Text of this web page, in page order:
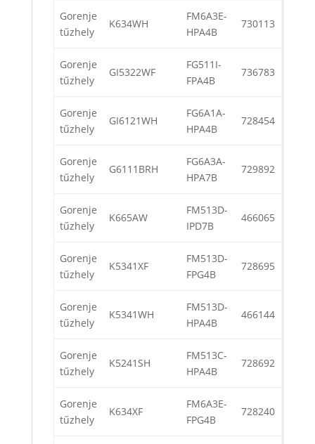
Gorenje
tűzhely
K634WH
FM6A3E-
HPA4B
730113
Gorenje
tűzhely
GI5322WF
FG511I-
FPA4B
736783
Gorenje
tűzhely
GI6121WH
FG6A1A-
HPA4B
728454
Gorenje
tűzhely
G6111BRH
FG6A3A-
HPA7B
729892
Gorenje
tűzhely
K665AW
FM513D-
IPD7B
466065
Gorenje
tűzhely
K5341XF
FM513D-
FPG4B
728695
Gorenje
tűzhely
K5341WH
FM513D-
HPA4B
466144
Gorenje
tűzhely
K5241SH
FM513C-
HPA4B
728692
Gorenje
tűzhely
K634XF
FM6A3E-
FPG4B
728240